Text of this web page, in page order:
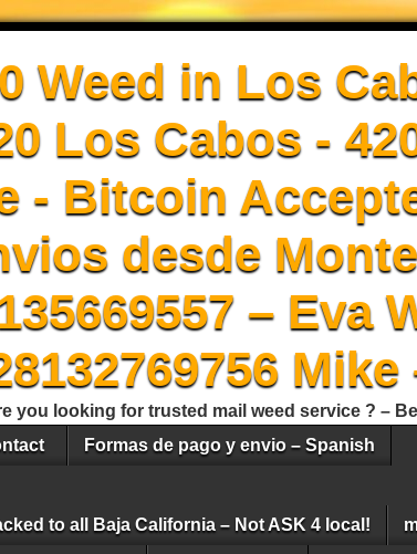
Weed in Los
Los Cabos -
- Bitcoin
desde
– Eva
Mike
you looking for trusted mail weed service ? –
Formas de pago y envio – Spanish
to all Baja California – Not ASK 4 local!